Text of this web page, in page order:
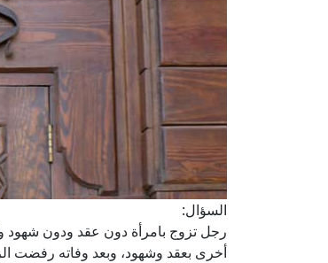
السؤال:
رجل تزوج بامرأة دون عقد ودون شهود
أخرى بعقد وشهود، وبعد وفاته رفضت